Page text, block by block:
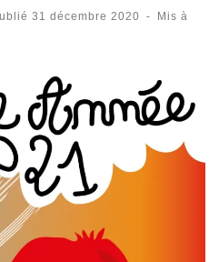
31 décembre 2020 -
Mis à